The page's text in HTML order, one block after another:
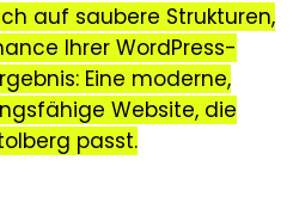
auf saubere Strukturen,
Ihrer WordPress-
Eine moderne,
Website, die
passt.